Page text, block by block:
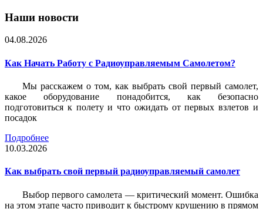
Наши новости
04.08.2026
Как Начать Работу с Радиоуправляемым Самолетом?
Мы расскажем о том, как выбрать свой первый самолет,
какое оборудование понадобится, как безопасно
подготовиться к полету и что ожидать от первых взлетов и
посадок
Подробнее
10.03.2026
Как выбрать свой первый радиоуправляемый самолет
Выбор первого самолета — критический момент. Ошибка
на этом этапе часто приводит к быстрому крушению в прямом